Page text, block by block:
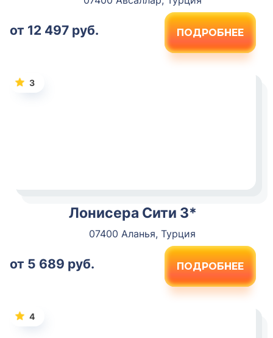
от 12 497 руб. ПОДРОБНЕЕ
3
Лонисера Сити 3*
07400 Аланья, Турция
от 5 689 руб. ПОДРОБНЕЕ
4